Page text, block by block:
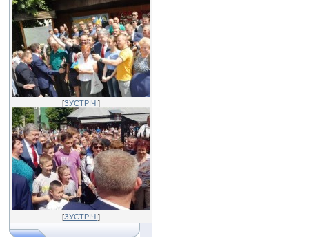
[ЗУСТРІЧІ]
[ЗУСТРІЧІ]